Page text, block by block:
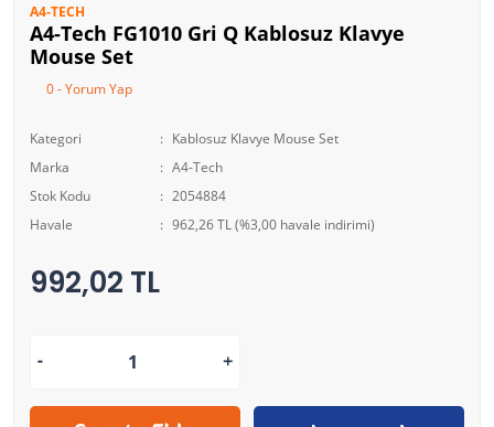
A4-TECH
A4-Tech FG1010 Gri Q Kablosuz Klavye
Mouse Set
0 - Yorum Yap
Kategori
Kablosuz Klavye Mouse Set
Marka
A4-Tech
Stok Kodu
2054884
Havale
962,26 TL (%3,00 havale indirimi)
992,02 TL